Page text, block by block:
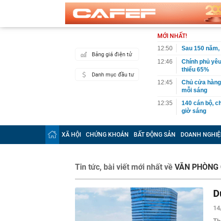
Bảng giá điện tử
Danh mục đầu tư
MỚI NHẤT!
12:50
Sau 150
12:46
Chính phủ
thiểu 65%
12:45
Chủ cửa
mỗi sáng
12:35
140 cán bộ,
giờ sáng
12:30
TPHCM
đai trên môi
12:30
Mẫu đồng hồ
12:28
Bỏ phố về
12:19
Tỉnh rộng
là đơn vị hành
12:16
Việt Nam có
Bali, được
XÃ HỘI CHỨNG KHOÁN BẤT ĐỘNG SẢN DOANH
Tin tức, bài viết mới nhất về VĂN PHÒNG